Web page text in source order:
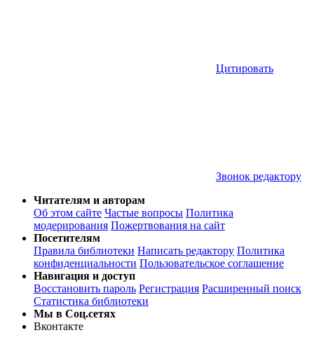
Цитировать
Звонок редактору
Читателям и авторам
Об этом сайте Частые вопросы Политика
модерирования Пожертвования на сайт
Посетителям
Правила библиотеки Написать редактору Политика
конфиденциальности Пользовательское соглашение
Навигация и доступ
Восстановить пароль Регистрация Расширенный поиск
Статистика библиотеки
Мы в Соц.сетях
Вконтакте